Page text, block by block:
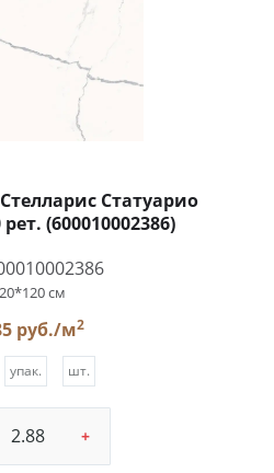
Статуарио
(600010002386)
см
руб./м2
упак. шт.
+